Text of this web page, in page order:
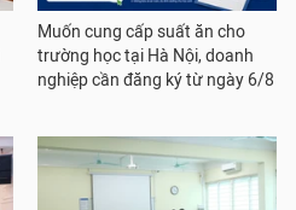
Muốn cung cấp suất ăn cho
trường học tại Hà Nội, doanh
nghiệp cần đăng ký từ ngày 6/8